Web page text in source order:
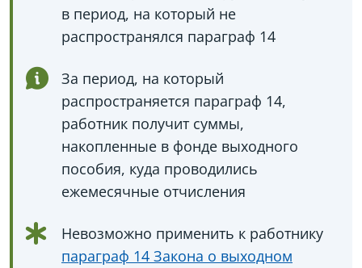
в период, на который не
распространялся параграф 14
За период, на который
распространяется параграф 14,
работник получит суммы,
накопленные в фонде выходного
пособия, куда проводились
ежемесячные отчисления
Невозможно применить к работнику
параграф 14 Закона о выходном